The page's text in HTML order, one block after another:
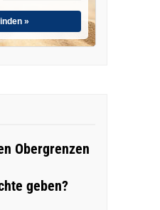
»
Obergrenzen
geben?